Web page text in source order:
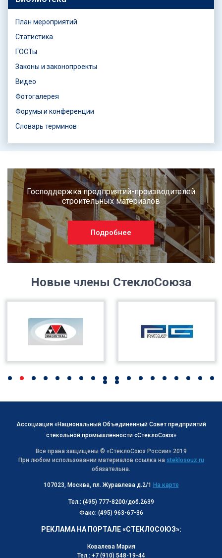
План мероприятий
Статистика
ГОСТы
Законы и законопроекты
Видео
Фотогалерея
Форумы и конференции
Словарь терминов
Господдержка предприятий-производителей
строительных материалов
Подробнее
Новые члены СтеклоСоюза
Ассоциация «Национальный Объединенный Совет предприятий
стекольной промышленности «СтеклоСоюз»
Все права защищены © «СтеклоСоюз Роcсии» 2019
При любом использовании материалов ссылка на steklosouz.ru
обязательна.
107023, Москва, пл. Журавлева д.2/1 На карте
Тел.: (495) 777-8200/доб.2639
Факс: (495) 963-67-36
РЕКЛАМА НА ПОРТАЛЕ «СТЕКЛОСОЮЗ»:
Ковалева Мария
Тел.: +7 (910) 548-19-44